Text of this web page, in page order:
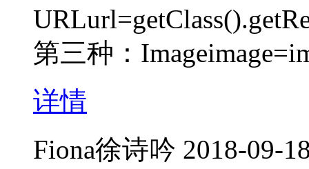
第三种：
详情
Fiona徐诗吟 2018-09-